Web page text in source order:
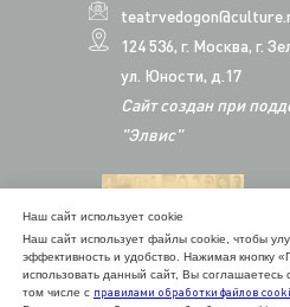
Наш сайт использует cookie
Наш сайт использует файлы cookie, чтобы
эффективность и удобство. Нажимая кнопку
использовать данный сайт, Вы соглашаетесь
том числе с правилами обработки файлов
124 536, г. Москва, г.
ул. Юности, д.17
Сайт создан при
"Элвис"